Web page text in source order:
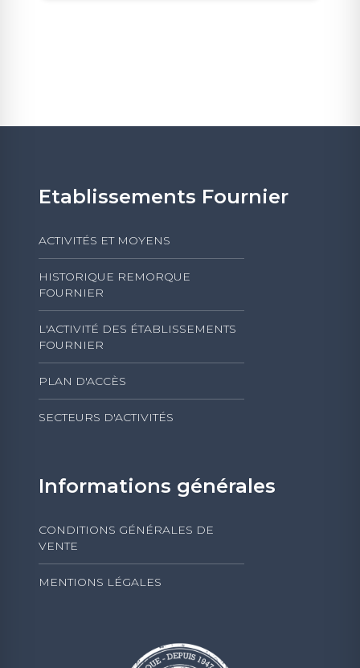
Etablissements Fournier
ACTIVITÉS ET MOYENS
HISTORIQUE REMORQUE
FOURNIER
L'ACTIVITÉ DES ÉTABLISSEMENTS
FOURNIER
PLAN D'ACCÈS
SECTEURS D'ACTIVITÉS
Informations générales
CONDITIONS GÉNÉRALES DE
VENTE
MENTIONS LÉGALES